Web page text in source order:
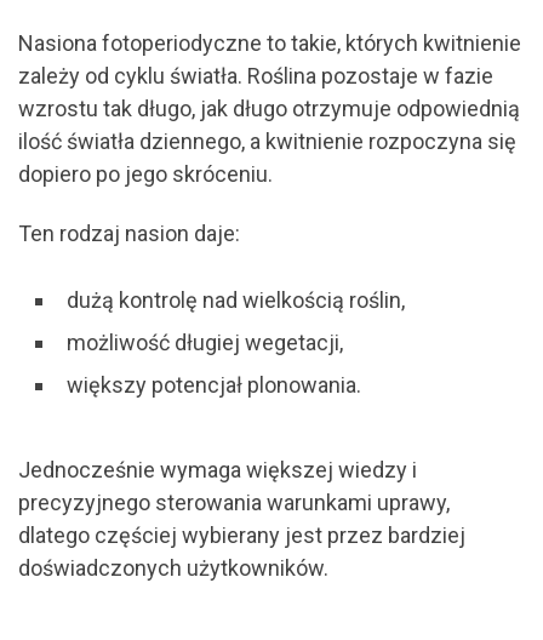
Nasiona fotoperiodyczne to takie, których kwitnienie
zależy od cyklu światła. Roślina pozostaje w fazie
wzrostu tak długo, jak długo otrzymuje odpowiednią
ilość światła dziennego, a kwitnienie rozpoczyna się
dopiero po jego skróceniu.
Ten rodzaj nasion daje:
dużą kontrolę nad wielkością roślin,
możliwość długiej wegetacji,
większy potencjał plonowania.
Jednocześnie wymaga większej wiedzy i
precyzyjnego sterowania warunkami uprawy,
dlatego częściej wybierany jest przez bardziej
doświadczonych użytkowników.